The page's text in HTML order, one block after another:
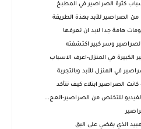
كثرة الصراصير في المطبخ
الصراصير للأبد بهذة الطريقة
هامة جدا لابد ان تعرفها
وسر كبير اكتشفته
الكبيرة في المنزل-اعرف الاسباب
الصراصير ابتلاء كيف نتأكد
للتخلص من الصراصير-العج...
الذي يقضي على البق